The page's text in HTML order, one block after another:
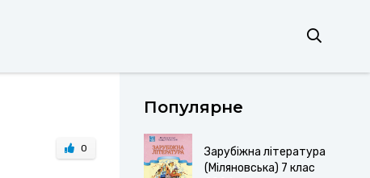
0
Популярне
Зарубіжна література
(Міляновська) 7 клас